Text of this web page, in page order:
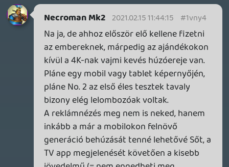
akkor tényleg egy új fejfával fog
gazdagodni a Google temető. Bár ez
át lehet migrálni - a Ubisoft és CD Projekt
játékoknál erre látok esélyt, a többinél
viszont...
"remélhetőleg jön majd az EA Play is
valamikor"
A meglévő Microsoft összeborulás miatt
én ezt kétlem.
Stadia HUN 2021.02.13 10:10:35 #1vnp0
Jól hangzik, örülök, hogy vannak még
Stadia-felhasználók nálunk!